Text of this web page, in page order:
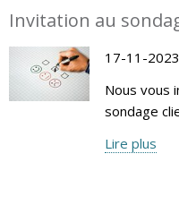
Invitation au
17-11-2023
Nous vous
sondage
Lire plus